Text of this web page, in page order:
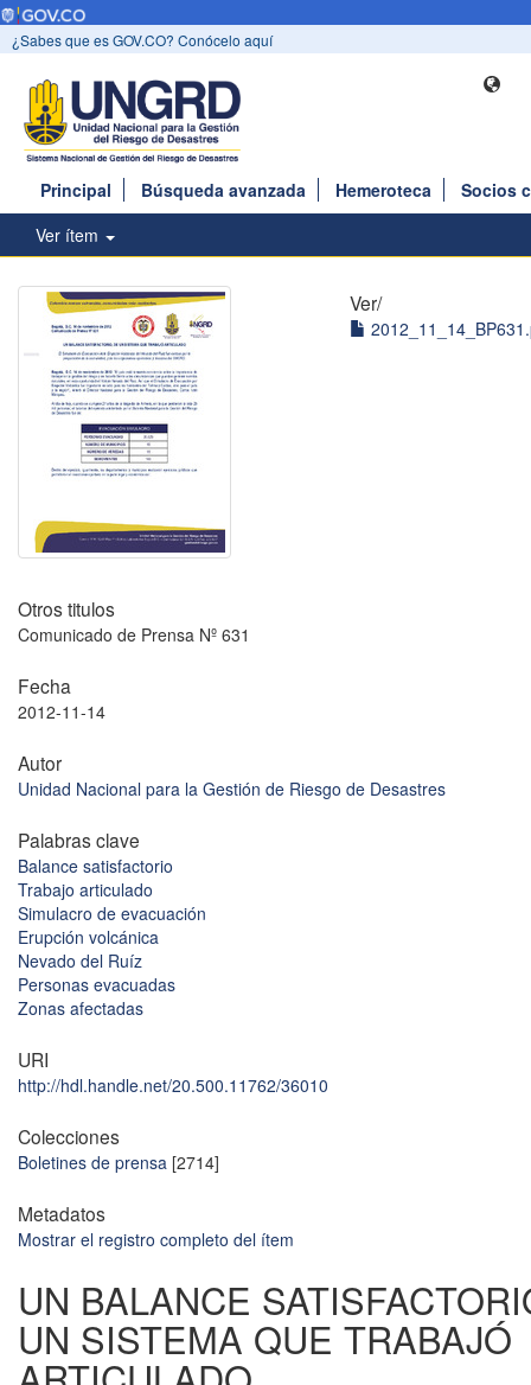
¿Sabes que es GOV.CO? Conócelo aquí
Principal Búsqueda avanzada Hemeroteca
Socios
Ver ítem
Ver/
Otros titulos
Comunicado de Prensa Nº 631
Fecha
2012-11-14
Autor
Unidad Nacional para la Gestión de Riesgo de Desastres
Palabras clave
Balance satisfactorio
Trabajo articulado
Simulacro de evacuación
Erupción volcánica
Nevado del Ruíz
Personas evacuadas
Zonas afectadas
URI
http://hdl.handle.net/20.500.11762/36010
Colecciones
Boletines de prensa [2714]
Metadatos
Mostrar el registro completo del ítem
UN BALANCE
UN SISTEMA QUE TRABAJÓ